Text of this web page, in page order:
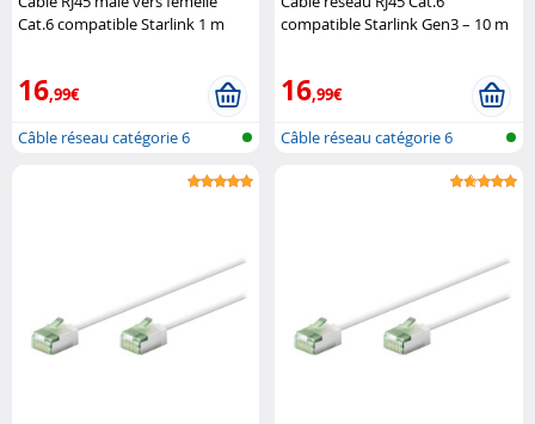
Cat.6 compatible Starlink 1 m
16,99€
Câble réseau catégorie 6
compatible Starlink Gen3 – 10 m
16,99€
Câble réseau catégorie 6